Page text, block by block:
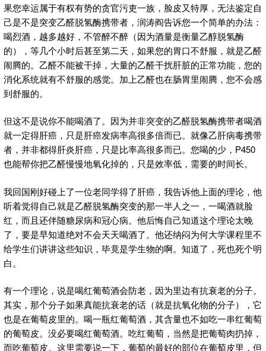
果您幸运属于有权有势的贪官污吏一族，脸皮又特厚，无法鉴定自
己是不是突变乙醛脱氢酶携带者，润涛阎告诉您一个简单的办法：
喝烈酒，越多越好，不管醉不醉（因为酒量是衡量乙醇脱氢酶
的），等几个小时后甚至第二天，如果您的胃口不舒服，就是乙醛
闹腾的。乙醛不能被干掉，大量的乙醛干扰肝脏的正常功能，您的
消化系统就有不舒服的感觉。加上乙醛也在肠胃里闹腾，您不会感
到舒服的。
但这不是说你不能喝酒了。因为并非突变的乙醛脱氢酶携带者喝酒
就一定得肝癌，只是肝癌发病率高很多倍而已。就像乙肝病毒携带
者，并非都得肝炎肝癌，只是比率高很多而已。您喝的少，P450
也能帮你把乙醛慢慢地氧化掉的，只是效率低，需要的时间长。
我回国刚好碰上了一位老同学得了肝癌，我告诉他上面的理论，他
听着觉得自己就是乙醛脱氢酶突变的那一半人之一，一喝酒就脸
红，而且还伴随糖尿病和冠心病。他后悔自己知道这个理论太晚
了，要是早知道绝对不会天天喝酒了。他还纳闷为何大学课程里不
给学生们讲讲这些知识，毕竟是学生物的啊。知道了，死也死个明
白。
有一个理论，说是喝红葡萄酒会防老，因为里边有抗衰老的分子。
其实，那个分子如果真能抗衰老的话（就是抗氧化物的分子），它
也是在葡萄皮里的。喝一瓶红葡萄酒，其含量也不如吃一串红葡萄
的葡萄皮。没必要喝红葡萄酒。吃红葡萄，当然是把葡萄肉扔掉，
而吃葡萄皮。这里需要说一下，葡萄的最好的部位在葡萄皮里，但